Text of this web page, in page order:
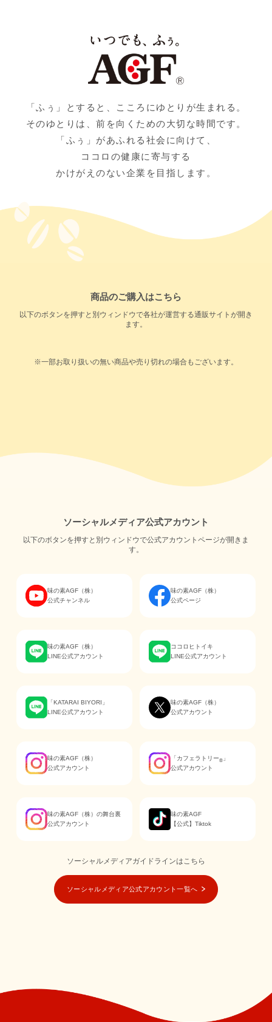
「ふぅ」とすると、こころにゆとりが生まれる。
そのゆとりは、前を向くための大切な時間です。
「ふぅ」があふれる社会に向けて、
ココロの健康に寄与する
かけがえのない企業を目指します。
商品のご購入はこちら
以下のボタンを押すと別ウィンドウで各社が運営する通販サイトが開き
ます。
※一部お取り扱いの無い商品や売り切れの場合もございます。
ソーシャルメディア公式アカウント
以下のボタンを押すと別ウィンドウで公式アカウントページが開きま
す。
味の素AGF（株）
公式チャンネル
味の素AGF（株）
公式ページ
味の素AGF（株）
LINE公式アカウント
ココロヒトイキ
LINE公式アカウント
「KATARAI BIYORI」
LINE公式アカウント
味の素AGF（株）
公式アカウント
味の素AGF（株）
公式アカウント
「カフェラトリー® 」
公式アカウント
味の素AGF（株）の舞台裏
公式アカウント
味の素AGF
【公式】Tiktok
ソーシャルメディアガイドラインはこちら
ソーシャルメディア公式アカウント一覧へ